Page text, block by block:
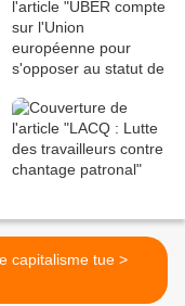
Le capitalisme tue >